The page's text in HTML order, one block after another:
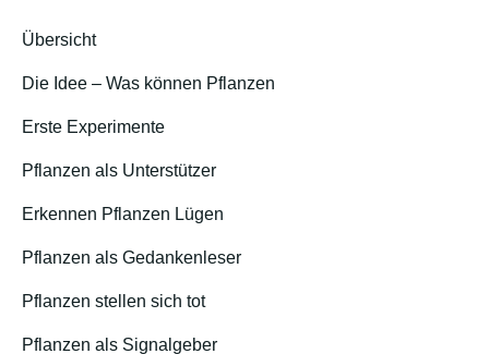
Übersicht
Die Idee – Was können Pflanzen
Erste Experimente
Pflanzen als Unterstützer
Erkennen Pflanzen Lügen
Pflanzen als Gedankenleser
Pflanzen stellen sich tot
Pflanzen als Signalgeber